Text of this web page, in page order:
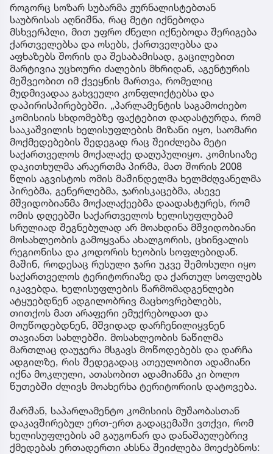
როგორც სოზარ სუბარმა ჟურნალისტებთან
საუბრისას აღნიშნა, რაც მეტი იქნებოდა
მსხვერპლი, მით უფრო ძნელი იქნებოდა შერიგება
ქართველებსა და ოსებს, ქართველებსა და
აფხაზებს შორის და შესაბამისად, გაცილებით
მარტივია უცხოური ძალების მხრიდან, აგენტურის
მეშვეობით იმ ქვეყნის მართვა, რომელიც
მუდმივადაა გახვეული კონფლიქტებსა და
დაპირისპირებებში. „პარლამენტის საგამოძიებო
კომისიის სხდომებზე ფაქტებით დადასტურდა, რომ
სააკაშვილის ხელისუფლების მიზანი იყო, საომარი
მოქმედებების შედეგად რაც შეიძლება მეტი
საქართველოს მოქალაქე დაღუპულიყო. კომისიაზე
დაკითხულმა არაერთმა პირმა, მათ შორის 2008
წლის აგვისტოს ომის მაშინდელმა ხელმძღვანელმა
პირებმა, გენერლებმა, ჯარისკაცებმა, ასევე
მშვიდობიანმა მოქალაქეებმა დაადასტურეს, რომ
ომის დღეებში საქართველოს ხელისუფლებამ
სრულიად შეგნებულად არ მოახდინა მშვიდობიანი
მოსახლეობის გამოყვანა ახალგორის, ცხინვალის
რეგიონისა და კოდორის ხეობის სოფლებიდან.
მაშინ, როდესაც რუსული ჯარი უკვე შემოსული იყო
საქართველოს ტერიტორიაზე და ქართულ სოფლებს
იკავებდა, ხელისუფლების წარმომადგენლები
ატყუებდნენ ადგილობრივ მაცხოვრებლებს,
თითქოს მათ არაფერი ემუქრებოდათ და
მოუწოდებდნენ, მშვიდად დარჩენილიყვნენ
თავიანთ სახლებში. მოსახლეობის ნაწილმა
მართლაც დაუჯერა მსგავს მოწოდებებს და დარჩა
ადგილზე, რის შედეგადაც ათეულობით ადამიანი
იქნა მოკლული, ათასობით ადამიანმა კი ბოლო
წუთებში ძლივს მოახერხა ტერიტორიის დატოვება.
შარშან, საპარლამენტო კომისიის მუშაობასთან
დაკავშირებულ ერთ-ერთ გადაცემაში ვთქვი, რომ
ხელისუფლების ამ გაუგონარ და დანაშაულებრივ
ქმედებას ერთადერთი ახსნა შეიძლება მოეძებნოს: